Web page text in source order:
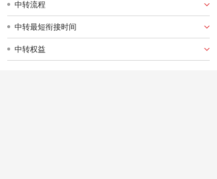
中转流程
中转最短衔接时间
中转权益